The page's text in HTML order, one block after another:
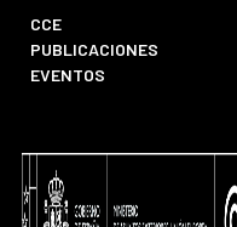
CCE
PUBLICACIONES
EVENTOS